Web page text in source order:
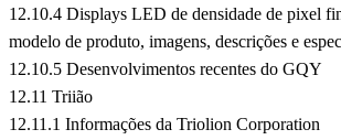
12.10.4 Displays LED de densidade de pixel
modelo de produto, imagens, descrições e
12.10.5 Desenvolvimentos recentes do GQY
12.11 Triião
12.11.1 Informações da Triolion Corporation